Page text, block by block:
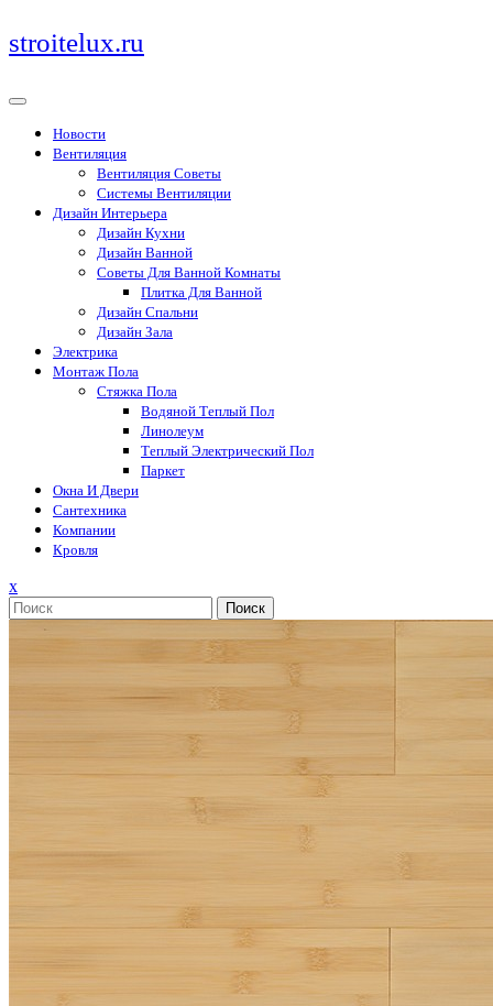
Перейти
к
stroitelux.ru
Новости
Вентиляция
Вентиляция Советы
Системы Вентиляции
Дизайн Интерьера
Дизайн Кухни
Дизайн Ванной
Советы Для Ванной Комнаты
Плитка Для Ванной
Дизайн Спальни
Дизайн Зала
Электрика
Монтаж Пола
Стяжка Пола
Водяной Теплый Пол
Линолеум
Теплый Электрический Пол
Паркет
Окна И Двери
Сантехника
Компании
Кровля
xЗакрыть
меню
Поиск